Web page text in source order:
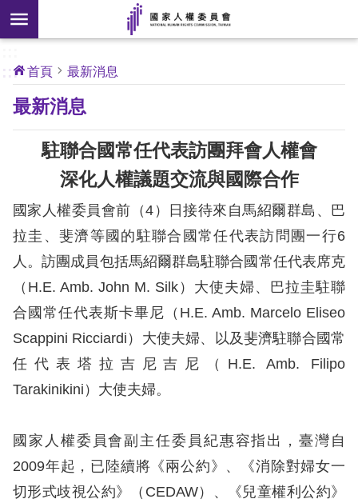
前往主要內容區塊
搜
尋
開
新
核
心
人
權
於
本
新
消
息
業
務
:::
首頁 最新消息
最新消息
駐聯合國常任代表訪團拜會人權會
深化人權議題交流與國際合作
國家人權委員會前（4）日接待來自馬紹爾群島、巴
拉圭、斐濟等國的駐聯合國常任代表訪問團一行6
人。訪團成員包括馬紹爾群島駐聯合國常任代表席克
（H.E. Amb. John M. Silk）大使夫婦、巴拉圭駐聯
合國常任代表斯卡畢尼（H.E. Amb. Marcelo Eliseo
Scappini Ricciardi）大使夫婦、以及斐濟駐聯合國常
任代表塔拉吉尼吉尼（H.E. Amb. Filipo
Tarakinikini）大使夫婦。
國家人權委員會副主任委員紀惠容指出，臺灣自
2009年起，已陸續將《兩公約》、《消除對婦女一
切形式歧視公約》（CEDAW）、《兒童權利公約》